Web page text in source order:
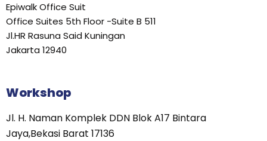
Epiwalk Office Suit
Office Suites 5th Floor -Suite B 511
Jl.HR Rasuna Said Kuningan
Jakarta 12940
Workshop
Jl. H. Naman Komplek DDN Blok A17 Bintara
Jaya,Bekasi Barat 17136